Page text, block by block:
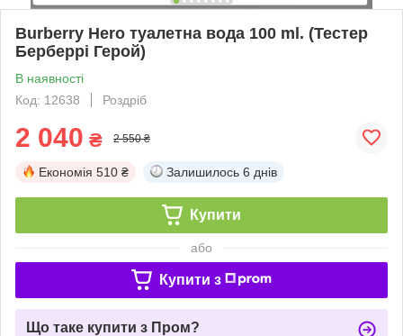
Burberry Hero туалетна вода 100 ml. (Тестер
Берберрі Герой)
В наявності
Код: 12638
Роздріб
2 040 ₴ 2 550 ₴
Економія 510 ₴ Залишилось 6 днів
Купити
або
Купити з
Що таке купити з Пром?